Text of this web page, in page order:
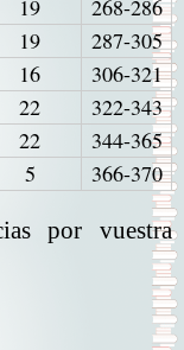
19
268-286
19
287-305
16
306-321
22
322-343
22
344-365
5
366-370
por vuestra